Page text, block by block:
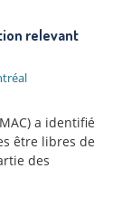
relevant
a identifié
être libres de
des